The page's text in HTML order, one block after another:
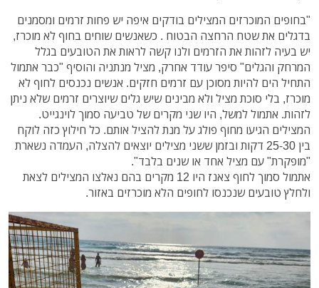
"בחופים המוכרזים המצילים בודקים איפה יש פחות זרמים ומסמנים
בדגלים את שטח הרחצה הבטוח . כשאנשים שוחים בחוף לא מוכרז,
יש בעיה לזהות את הזרמים ולנו קשה לראות את הטובעים בגלל
המרחק והגלים" סיפר עודד אחרק, מציל מנתניה והוסיף "כבר אתמול
התחיל הים להיות מסוכן עם זרמים חזקים. אנשים נכנסים לחוף לא
מוכרז, בלי סוכת מציל ולא מבינים שיש גלים שיוצרים זרמים שלא ניתן
לזהות. אתמול למשל, היו שני מקרים של טביעה סמוך לוינגייט.
המצילים הגיעו מחוף פולג על מנת להציל אותם. כל חילוץ כזה לוקח
בין 25-30 דקות ובזמן ששני מצילים יוצאים להצלה, העמדה נשארת
"מופקרת" עם מציל אחד או שנים בלבד".
אתמול סמוך לחוף צאנז היו 12 מקרים בהם נאלצו המצילים לצאת
ולחלץ טובעים שנכנסו לחופים הלא מוכרזים באזור.